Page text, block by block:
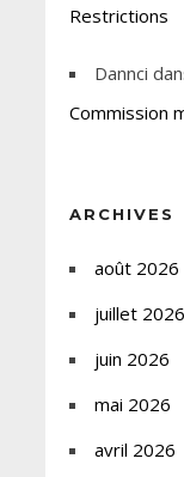
Restrictions
Dannci
Commission
ARCHIVES
août 2026
juillet 2026
juin 2026
mai 2026
avril 2026